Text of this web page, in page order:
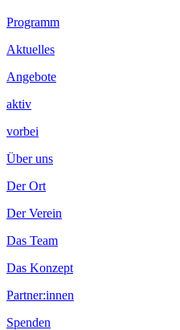
Programm
Aktuelles
Angebote
aktiv
vorbei
Über uns
Der Ort
Der Verein
Das Team
Das Konzept
Partner:innen
Spenden